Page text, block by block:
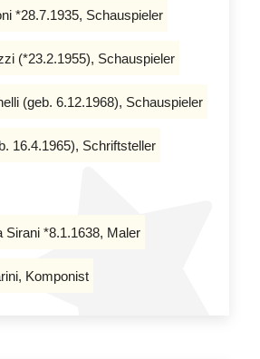
*28.7.1935, Schauspieler
(*23.2.1955), Schauspieler
(geb. 6.12.1968), Schauspieler
16.4.1965), Schriftsteller
Sirani *8.1.1638, Maler
Komponist